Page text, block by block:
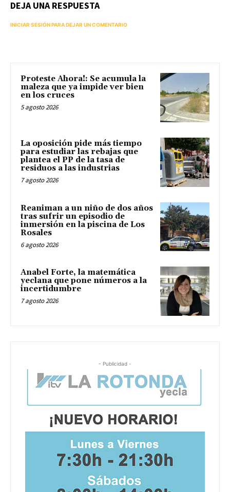
DEJA UNA RESPUESTA
INICIAR SESIÓN PARA DEJAR UN COMENTARIO
Proteste Ahora!: Se acumula la
maleza que ya impide ver bien
en los cruces
5 agosto 2026
La oposición pide más tiempo
para estudiar las rebajas que
plantea el PP de la tasa de
residuos a las industrias
7 agosto 2026
Reaniman a un niño de dos años
tras sufrir un episodio de
inmersión en la piscina de Los
Rosales
6 agosto 2026
Anabel Forte, la matemática
yeclana que pone números a la
incertidumbre
7 agosto 2026
- Publicidad -